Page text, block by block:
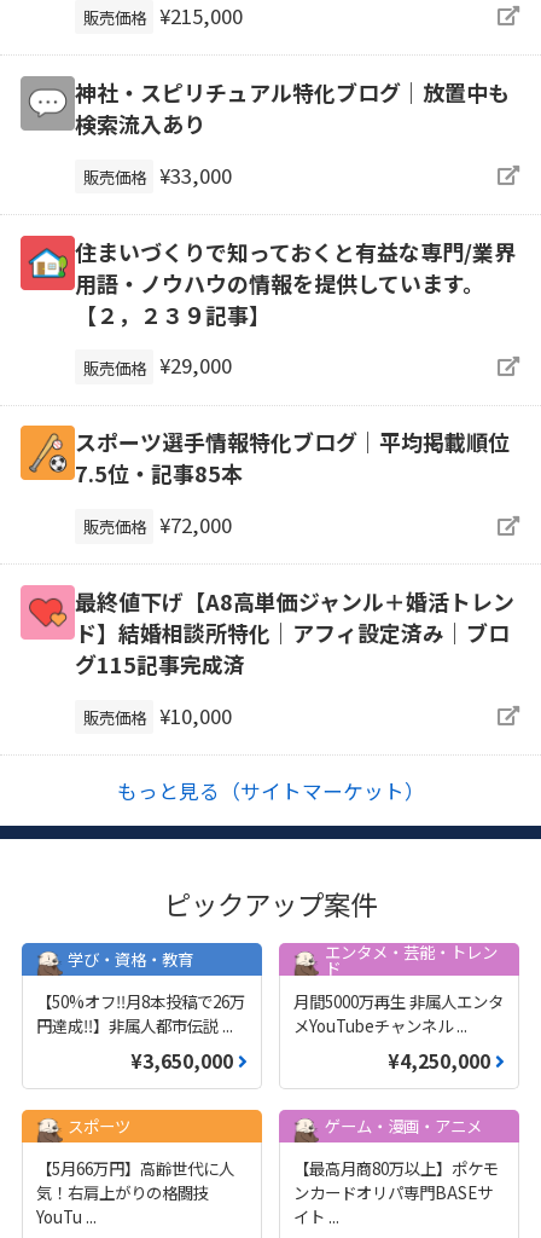
販売価格 ¥215,000
神社・スピリチュアル特化ブログ｜放置中も
検索流入あり
販売価格 ¥33,000
住まいづくりで知っておくと有益な専門/業界
用語・ノウハウの情報を提供しています。
【２，２３９記事】
販売価格 ¥29,000
スポーツ選手情報特化ブログ｜平均掲載順位
7.5位・記事85本
販売価格 ¥72,000
最終値下げ【A8高単価ジャンル＋婚活トレン
ド】結婚相談所特化｜アフィ設定済み｜ブロ
グ115記事完成済
販売価格 ¥10,000
もっと見る（サイトマーケット）
ピックアップ案件
学び・資格・教育
【50%オフ‼️月8本投稿で26万
円達成‼️】非属人都市伝説 ...
¥3,650,000
エンタメ・芸能・トレン
ド
月間5000万再生 非属人エンタ
メYouTubeチャンネル...
¥4,250,000
スポーツ
【5月66万円】高齢世代に人
気！右肩上がりの格闘技
YouTu ...
ゲーム・漫画・アニメ
【最高月商80万以上】ポケモ
ンカードオリパ専門BASEサ
イト ...